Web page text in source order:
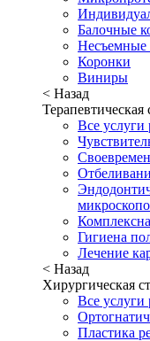
Балочные
Несъемные
Коронки
Виниры
< Назад
Терапевтическая
Все услуги
Гигиена
Лечение
< Назад
Хирургическая
Все услуги
Пластика